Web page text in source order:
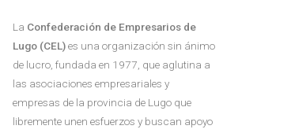
La Confederación de Empresarios de
Lugo (CEL)es una organización sin ánimo
de lucro, fundada en 1977, que aglutina a
las asociaciones empresariales y
empresas de la provincia de Lugo que
libremente unen esfuerzos y buscan apoyo